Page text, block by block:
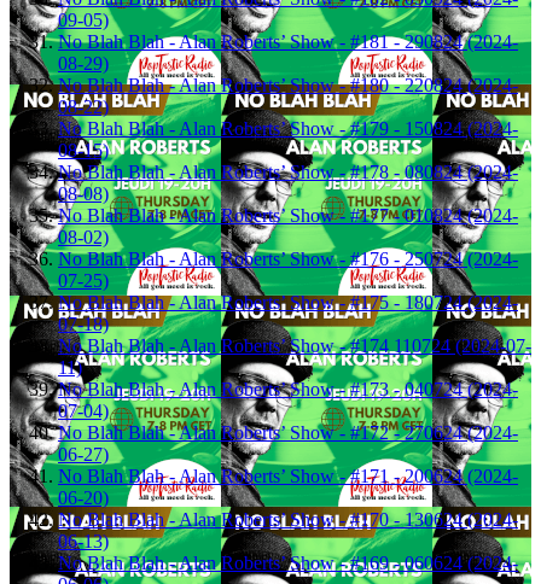
09-05)
No Blah Blah - Alan Roberts’ Show - #181 - 290824 (2024-
08-29)
No Blah Blah - Alan Roberts’ Show - #180 - 220824 (2024-
08-22)
No Blah Blah - Alan Roberts’ Show - #179 - 150824 (2024-
08-15)
No Blah Blah - Alan Roberts’ Show - #178 - 080824 (2024-
08-08)
No Blah Blah - Alan Roberts’ Show - #177 - 010824 (2024-
08-02)
No Blah Blah - Alan Roberts’ Show - #176 - 250724 (2024-
07-25)
No Blah Blah - Alan Roberts’ Show - #175 - 180724 (2024-
07-18)
No Blah Blah - Alan Roberts’ Show - #174 110724 (2024-07-
11)
No Blah Blah - Alan Roberts’ Show - #173 - 040724 (2024-
07-04)
No Blah Blah - Alan Roberts’ Show - #172 - 270624 (2024-
06-27)
No Blah Blah - Alan Roberts’ Show - #171 - 200624 (2024-
06-20)
No Blah Blah - Alan Roberts’ Show - #170 - 130624 (2024-
06-13)
No Blah Blah - Alan Roberts’ Show - #169 - 060624 (2024-